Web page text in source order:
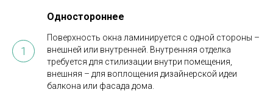
Одностороннее
Поверхность окна ламинируется с одной стороны –
внешней или внутренней. Внутренняя отделка
требуется для стилизации внутри помещения,
внешняя – для воплощения дизайнерской идеи
балкона или фасада дома.